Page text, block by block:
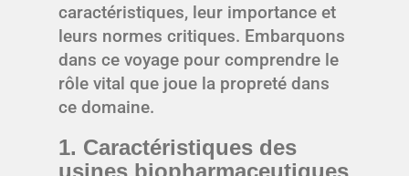
caractéristiques, leur importance et
leurs normes critiques. Embarquons
dans ce voyage pour comprendre le
rôle vital que joue la propreté dans
ce domaine.
1. Caractéristiques des
usines biopharmaceutiques